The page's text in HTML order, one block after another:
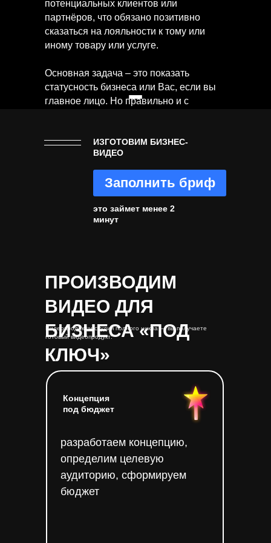
потенциальных клиентов или
партнёров, что обязано позитивно
сказаться на лояльности к тому или
иному товару или услуге.
Основная задача – это показать
статусность бизнеса или Вас, если вы
главное лицо. Но правильно и с
Сложно при скромном бюджете
имиджевый видео ролик
масштаб, статусность и глянцевую
картинку, тем более сформировать
образ в умах зрителя с нуля.
Заполнить бриф
ИЗГОТОВИМ БИЗНЕС-
ВИДЕО
это займет менее 2
минут
ПРОИЗВОДИМ
ВИДЕО ДЛЯ
БИЗНЕСА «ПОД
КЛЮЧ»
Видеопродакшн-студия полного цикла — вы получаете
готовый видеопродукт:
Концепция
под бюджет
разработаем концепцию,
определим целевую
аудиторию, сформируем
бюджет